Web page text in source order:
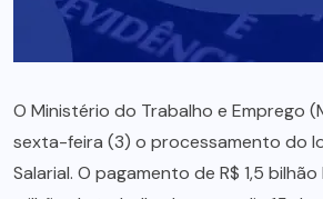
O Ministério do Trabalho e Emprego
sexta-feira (3) o processamento do
Salarial. O pagamento de R$ 1,5